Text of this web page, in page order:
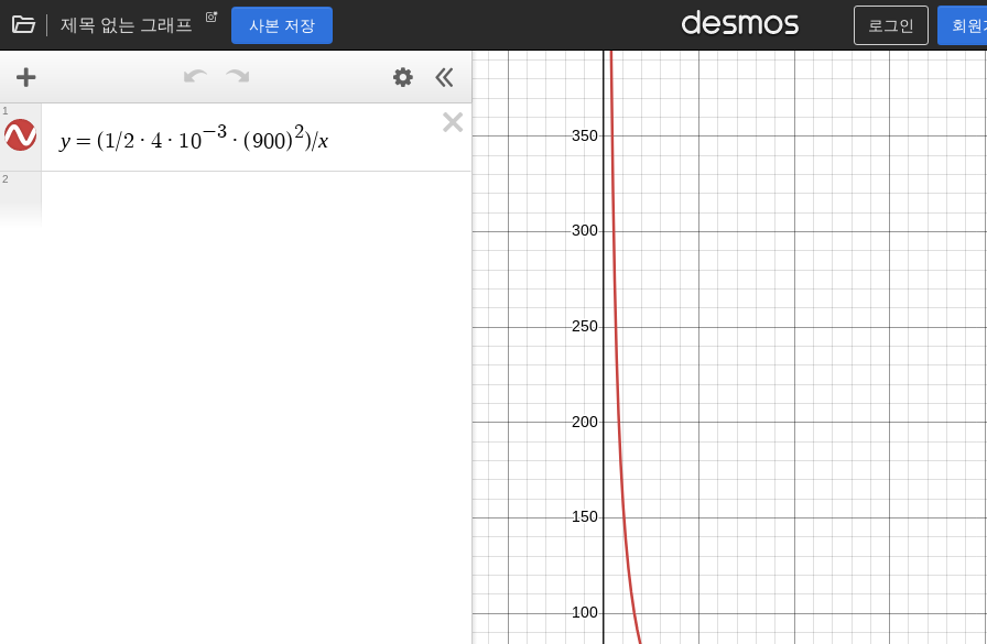
제목 없는 그래프 사본 저장 로그인 회원
y = ( 1/2 · 4 · 10−3 · ( 900)2)/x
1
2